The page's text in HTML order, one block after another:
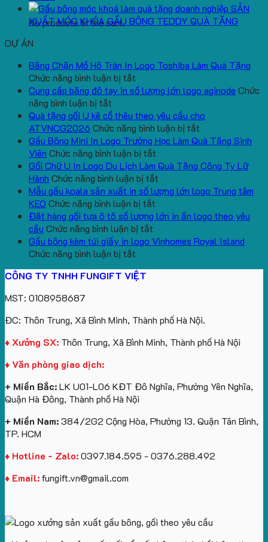
No products in the cart.
SẢN
XUẤT MÓC KHÓA GẤU BÔNG TEDDY QUÀ TẶNG
DỰ ÁN
Băng Chặn Mồ Hô Trán In Logo Toshiba Làm Quà Tặng
Chức năng bình luận bị tắt
Băng
Mồ
Hô
Trán
In
Logo
Toshiba
Làm
Quà
Tặng
Cung cấp băng đô tay in số lượng lớn logo aginode Chức
năng bình luận bị tắt
Cung
cấp
băng
đô
tay
in
số
lượng
lớn
logo
aginode
Quà tặng gối U kê cổ thêu theo yêu cầu cho
ATVNCG2026 Chức năng bình luận bị tắt
Quà
gối
kê
thêu
yêu
Gấu Bông Mini In Logo Trường Học Làm Quà Tặng Sinh
Viên Chức năng bình luận bị tắt
Gấu
Bông
Mini
Logo
Học
Gối Chữ U In Logo Du Lịch Làm Quà Tặng Công Ty Lữ
Hành Chức năng bình luận bị tắt
Gối
U
Logo
Công
Ty
Lữ
Mẫu gấu koala sản xuất in số lượng lớn logo Trung tâm
KEO Chức năng bình luận bị tắt
Mẫu
koala
lớn
logo
Trung
Đặt hàng gối tựa ô tô số lượng lớn in ấn logo theo yêu
cầu Chức năng bình luận bị tắt
Đặt
số
lượng
lớn
theo
cầu
Gấu bông kèm túi giấy in logo Vinhomes Royal Island
Chức năng bình luận bị tắt
bông
giấy
logo
CÔNG TY TNHH FUNGIFT VIỆT
MST: 0108958687
ĐC: Thôn Trung, Xã Bình Minh, Thành phố Hà Nội.
♦ Xưởng SX: Thôn Trung, Xã Bình Minh, Thành phố Hà Nội
♦ Văn phòng giao dịch:
+ Miền Bắc:LK U01-L06 KĐT Đô Nghĩa, Phường Yên Nghĩa,
Quận Hà Đông, Thành phố Hà Nội
+ Miền Nam:384/2G2 Cộng Hòa, Phường 13. Quận Tân Bình,
TP. HCM
♦ Hotline - Zalo:0397.184.595 - 0376.288.492
♦ Email:fungift.vn@gmail.com